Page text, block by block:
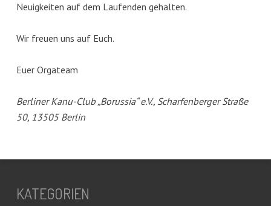
Neuigkeiten auf dem Laufenden gehalten.
Wir freuen uns auf Euch.
Euer Orgateam
Berliner Kanu-Club „Borussia“ e.V., Scharfenberger Straße
50, 13505 Berlin
KATEGORIEN